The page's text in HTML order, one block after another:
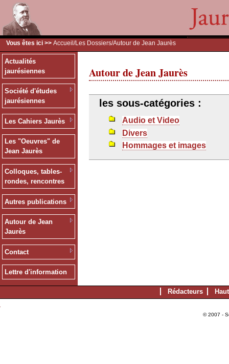
Vous êtes ici >> Accueil /Les Dossiers/Autour de Jean Jaurès
Actualités
jaurésiennes
Société d'études
jaurésiennes
Les Cahiers Jaurès
Les "Oeuvres" de
Jean Jaurès
Colloques, tables-
rondes, rencontres
Autres publications
Autour de Jean
Jaurès
Contact
Lettre d'information
Autour de Jean Jaurès
les sous-catégories :
Audio et Video
Divers
Hommages et images
Rédacteurs
© 2007 -